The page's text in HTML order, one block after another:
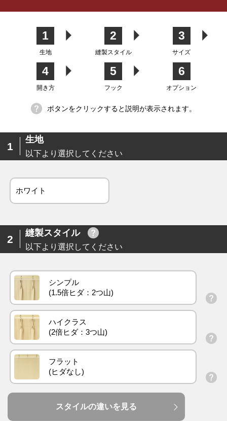
カバー
テン
生地
1
生地
2
縫製スタイル
3
サイズ
4
開き方
5
フック
6
オプション
ボタンをクリックすると説明が表示されます。
1
生地
以下より選択してください
ホワイト
2
縫製スタイル
以下より選択してください
シンプル
ハイクラス
フラット
スタイルの違いを見る